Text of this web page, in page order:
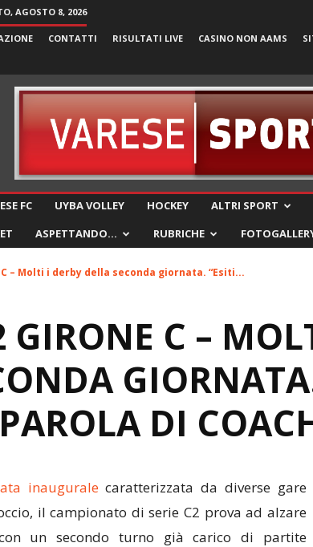
AGOSTO 8, 2026
CONTATTI RISULTATI LIVE CASINO NON AAMS
FC UYBA VOLLEY HOCKEY ALTRI SPORT
ASPETTANDO… RUBRICHE
– Molti i derby della seconda giornata. “Esiti...
GIRONE C –
DI
inauguralecaratterizzata da diverse gare
il campionato di serie C2 prova ad alzare
un secondo turno già carico di partite